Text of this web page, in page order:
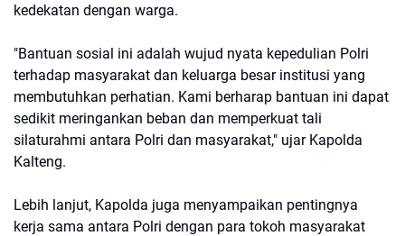
kedekatan dengan warga.
"Bantuan sosial ini adalah wujud nyata kepedulian Polri
terhadap masyarakat dan keluarga besar institusi yang
membutuhkan perhatian. Kami berharap bantuan ini dapat
sedikit meringankan beban dan memperkuat tali
silaturahmi antara Polri dan masyarakat," ujar Kapolda
Kalteng.
Lebih lanjut, Kapolda juga menyampaikan pentingnya
kerja sama antara Polri dengan para tokoh masyarakat